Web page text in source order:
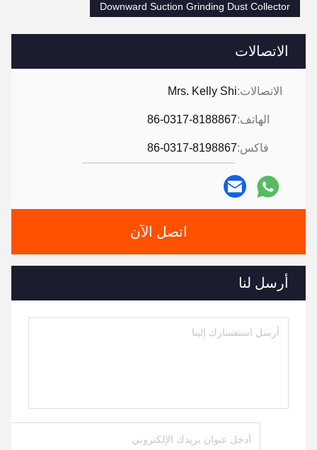
الاتصالات
الاتصالات:Mrs. Kelly Shi
الهاتف:86-0317-8188867
فاكس:86-0317-8198867
اتصل الآن
أرسل لنا
Downward Suction Grinding Dust Collector